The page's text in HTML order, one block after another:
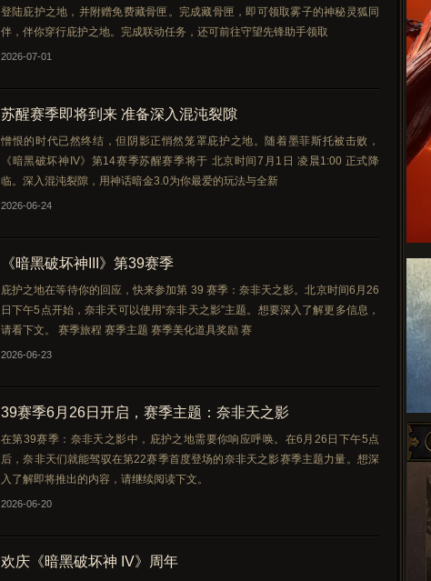
登陆庇护之地，并附赠免费藏骨匣。完成藏骨匣，即可领取雾子的神秘灵狐同
伴，伴你穿行庇护之地。完成联动任务，还可前往守望先锋助手领取
2026-07-01
苏醒赛季即将到来 准备深入混沌裂隙
憎恨的时代已然终结，但阴影正悄然笼罩庇护之地。随着墨菲斯托被击败，
《暗黑破坏神IV》第14赛季苏醒赛季将于 北京时间7月1日 凌晨1:00 正式降
临。深入混沌裂隙，用神话暗金3.0为你最爱的玩法与全新
2026-06-24
《暗黑破坏神III》第39赛季
庇护之地在等待你的回应，快来参加第 39 赛季：奈非天之影。北京时间6月26
日下午5点开始，奈非天可以使用“奈非天之影”主题。想要深入了解更多信息，
请看下文。 赛季旅程 赛季主题 赛季美化道具奖励 赛
2026-06-23
39赛季6月26日开启，赛季主题：奈非天之影
在第39赛季：奈非天之影中，庇护之地需要你响应呼唤。在6月26日下午5点
后，奈非天们就能驾驭在第22赛季首度登场的奈非天之影赛季主题力量。想深
入了解即将推出的内容，请继续阅读下文。
2026-06-20
欢庆《暗黑破坏神 IV》周年